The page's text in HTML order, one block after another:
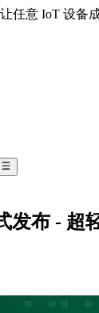
任意 IoT 设备
发布 - 超